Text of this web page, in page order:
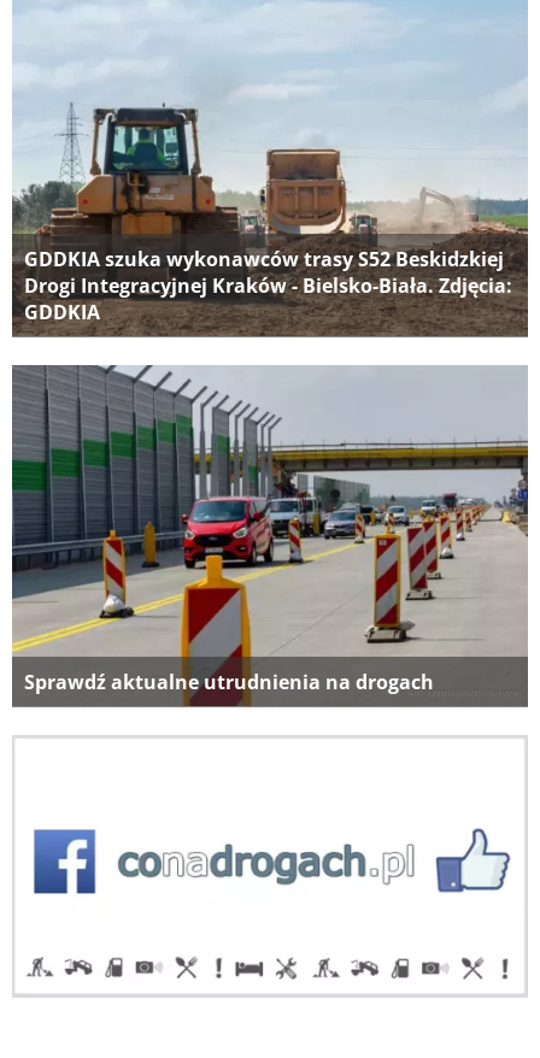
GDDKIA szuka wykonawców trasy S52 Beskidzkiej
Drogi Integracyjnej Kraków - Bielsko-Biała. Zdjęcia:
GDDKIA
Sprawdź aktualne utrudnienia na drogach